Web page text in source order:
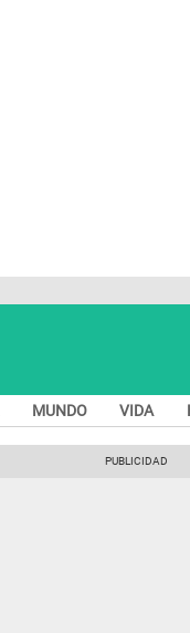
MUNDO VIDA